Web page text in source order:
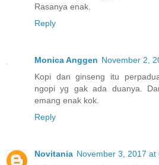
Rasanya enak.
Reply
Monica Anggen November 2,
Kopi dan ginseng itu
ngopi yg gak ada duanya.
emang enak kok.
Reply
Novitania November 3, 2017 at